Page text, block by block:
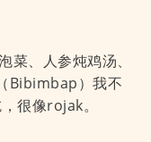
、人参炖鸡汤、
Bibimbap）我不
很像rojak。